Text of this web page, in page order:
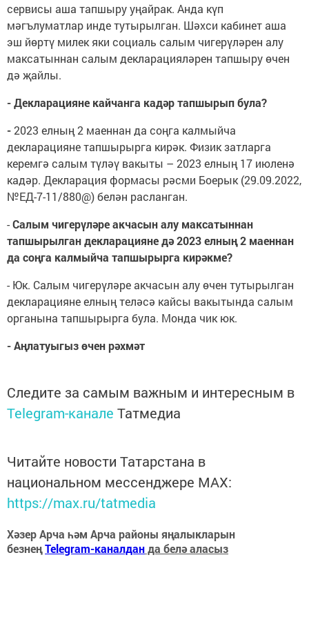
сервисы аша тапшыру уңайрак. Анда күп
мәгълуматлар инде тутырылган. Шәхси кабинет аша
эш йөртү милек яки социаль салым чигерүләрен алу
максатыннан салым декларацияләрен тапшыру өчен
дә җайлы.
- Декларацияне кайчанга кадәр тапшырып була?
- 2023 елның 2 маеннан да соңга калмыйча
декларацияне тапшырырга кирәк. Физик затларга
керемгә салым түләү вакыты – 2023 елның 17 июленә
кадәр. Декларация формасы рәсми Боерык (29.09.2022,
№ЕД-7-11/880@) белән расланган.
-Салым чигерүләре акчасын алу максатыннан
тапшырылган декларацияне дә 2023 елның 2 маеннан
да соңга калмыйча тапшырырга кирәкме?
- Юк. Салым чигерүләре акчасын алу өчен тутырылган
декларацияне елның теләсә кайсы вакытында салым
органына тапшырырга була. Монда чик юк.
- Аңлатуыгыз өчен рәхмәт
Следите за самым важным и интересным в
Telegram-канале Татмедиа
Читайте новости Татарстана в
национальном мессенджере MАХ:
https://max.ru/tatmedia
Хәзер Арча һәм Арча районы яңалыкларын
безнеңTelegram-каналданда белә аласыз